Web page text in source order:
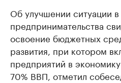
Об улучшении ситуации
предпринимательства
освоение бюджетных
развития, при котором
предприятий в
70% ВВП, отметил